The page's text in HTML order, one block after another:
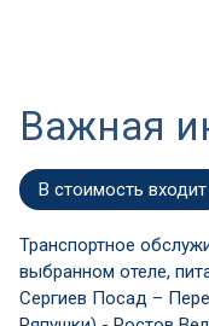
Важная
В стоимость входит
Транспортное
выбранном отеле,
Сергиев Посад –